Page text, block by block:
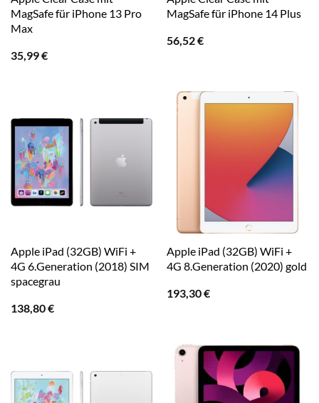
MagSafe für iPhone 13 Pro
Max
35,99€
MagSafe für iPhone 14 Plus
56,52€
Apple iPad (32GB) WiFi +
4G 6.Generation (2018) SIM
spacegrau
138,80€
Apple iPad (32GB) WiFi +
4G 8.Generation (2020) gold
193,30€